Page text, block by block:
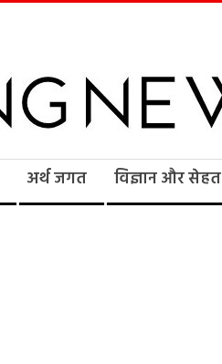
अर्थ जगत विज्ञान और सेहत